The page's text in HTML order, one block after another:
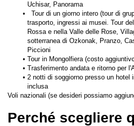
Uchisar, Panorama
Tour di un giorno intero (tour di
trasporto, ingressi ai musei. Tour
Rossa e nella Valle delle Rose,
sotterranea di Ozkonak, Pranzo,
Piccioni
Tour in Mongolfiera (costo
Trasferimento andata e ritorno per
2 notti di soggiorno presso un hotel
inclusa
Voli nazionali (se desideri possiamo
Perché scegliere